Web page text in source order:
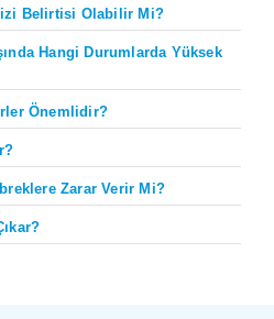
Belirtisi Olabilir Mi?
Hangi Durumlarda Yüksek
Önemlidir?
Zarar Verir Mi?